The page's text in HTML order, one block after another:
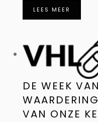
LEES MEER
DE WEEK
VAN ONZE